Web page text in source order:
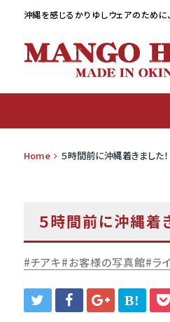
沖縄を感じるかりゆしウェアのために、
Home ５時間前に沖縄着きました！
５時間前に沖縄着
チアキ お客様の写真館 ラ
B!